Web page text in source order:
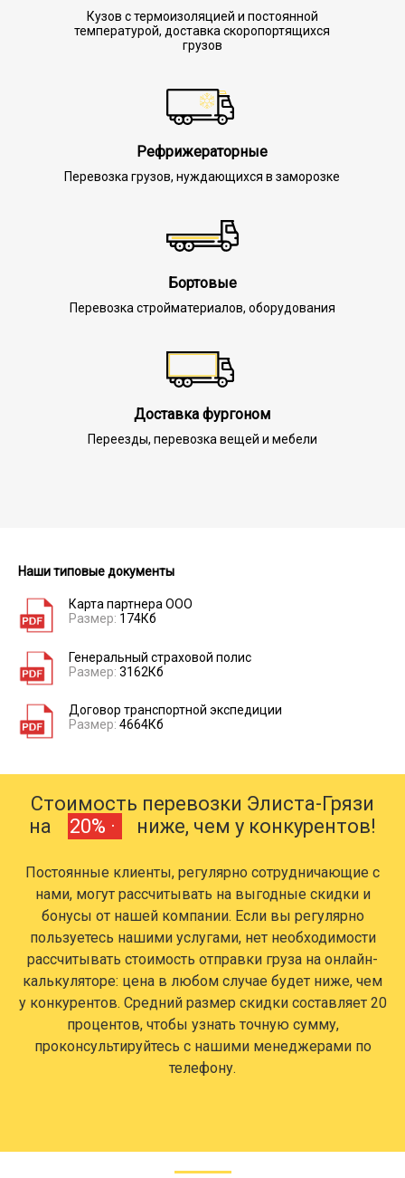
Кузов с термоизоляцией и постоянной
температурой, доставка скоропортящихся
грузов
Рефрижераторные
Перевозка грузов, нуждающихся в заморозке
Бортовые
Перевозка стройматериалов, оборудования
Доставка фургоном
Переезды, перевозка вещей и мебели
Наши типовые документы
Карта партнера ООО
Размер: 174Кб
Генеральный страховой полис
Размер: 3162Кб
Договор транспортной экспедиции
Размер: 4664Кб
Стоимость перевозки Элиста-Грязи
на
20% · ниже, чем у конкурентов!
Постоянные клиенты, регулярно сотрудничающие с
нами, могут рассчитывать на выгодные скидки и
бонусы от нашей компании. Если вы регулярно
пользуетесь нашими услугами, нет необходимости
рассчитывать стоимость отправки груза на онлайн-
калькуляторе: цена в любом случае будет ниже, чем
у конкурентов. Средний размер скидки составляет 20
процентов, чтобы узнать точную сумму,
проконсультируйтесь с нашими менеджерами по
телефону.